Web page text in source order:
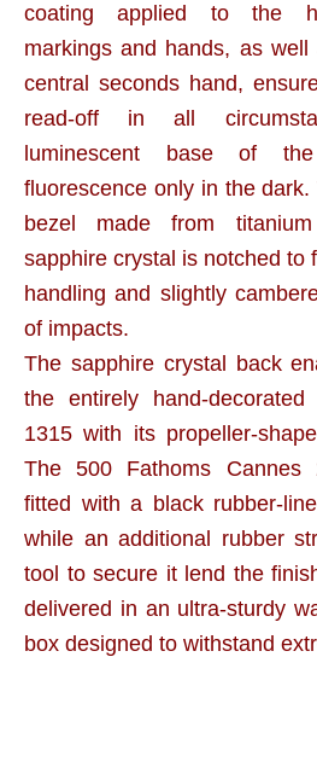
coating applied to the
markings and hands, as
central seconds hand,
read-off in all
luminescent base of
fluorescence only in the
bezel made from
sapphire crystal is notched to
handling and slightly
of impacts.
The sapphire crystal back
the entirely hand-decorated
1315 with its propeller-
The 500 Fathoms Cannes
fitted with a black rubber-
while an additional rubber
tool to secure it lend the
delivered in an ultra-sturdy
box designed to withstand